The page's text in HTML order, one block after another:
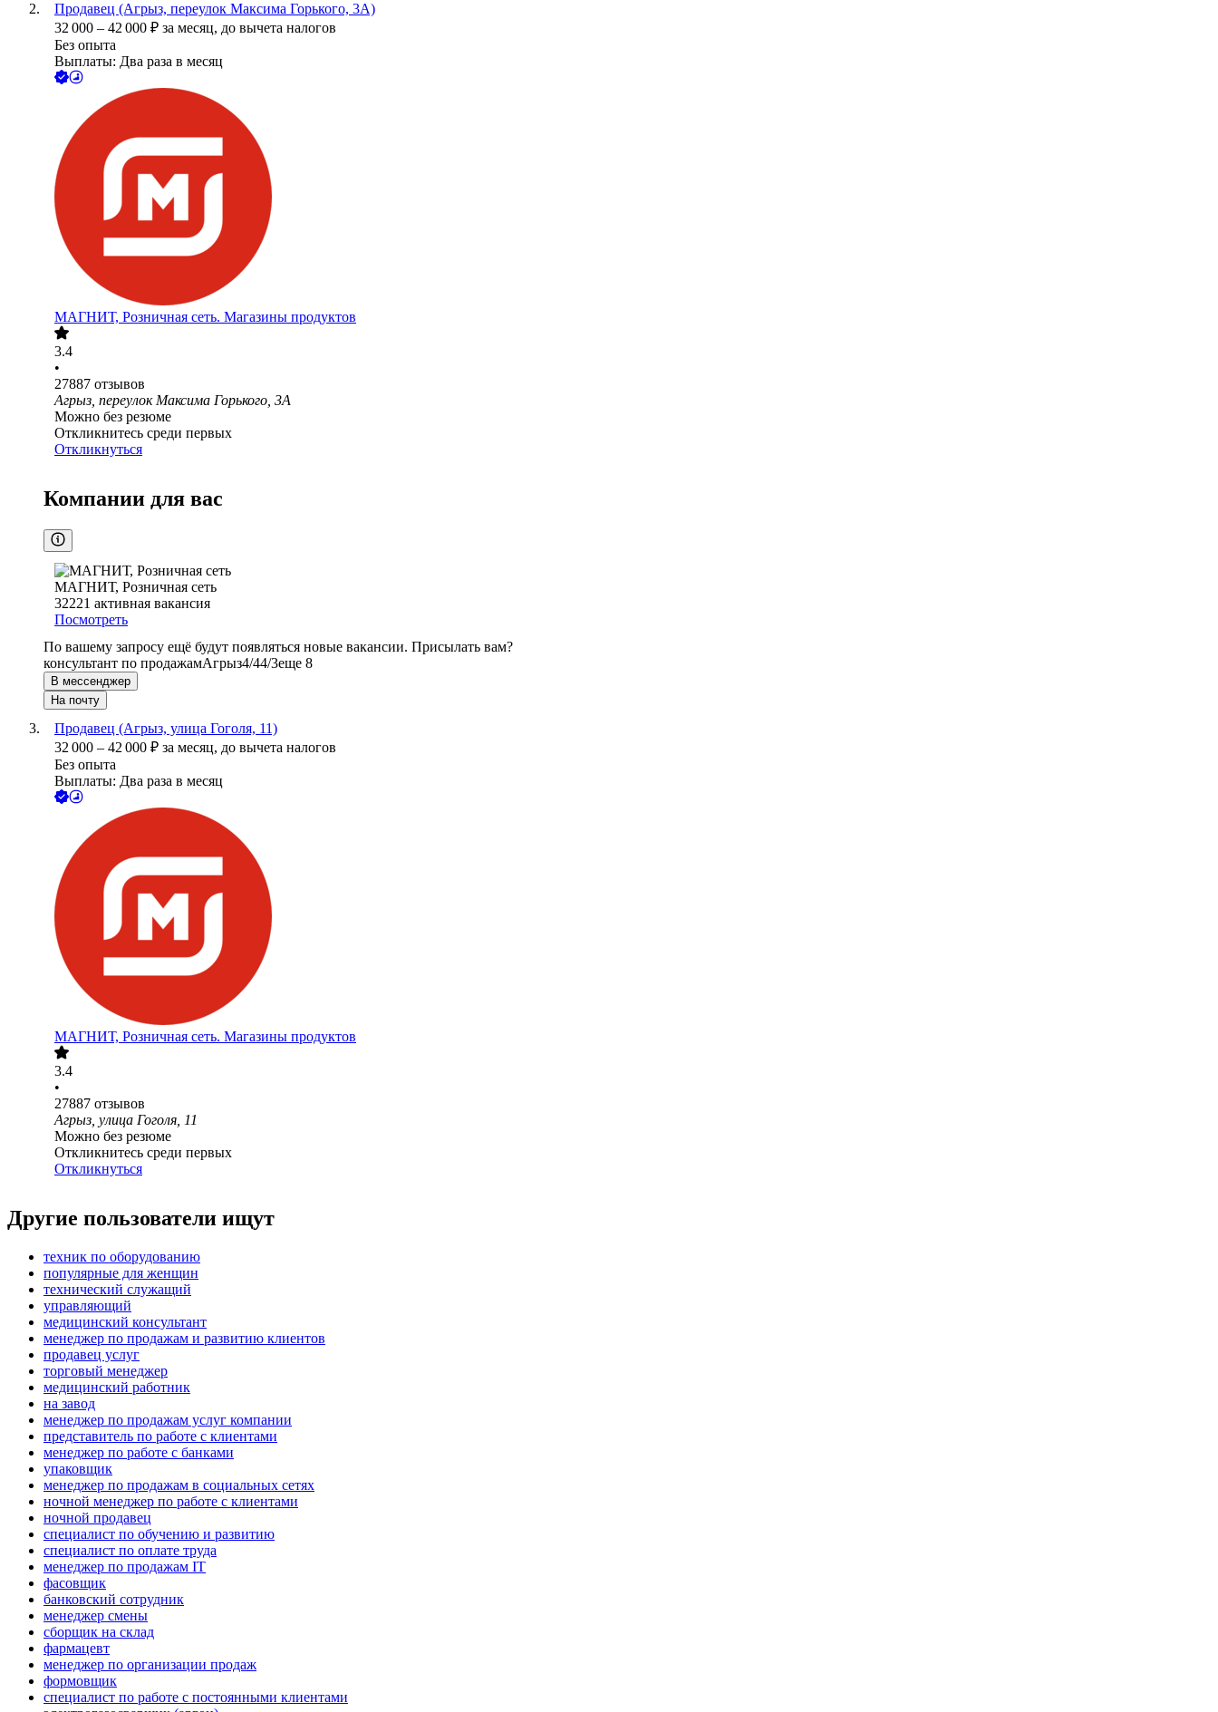
Продавец (Агрыз, переулок Максима Горького, 3А)
32 000 – 42 000 ₽ за месяц, до вычета налогов
Без опыта
Выплаты: Два раза в месяц
МАГНИТ, Розничная сеть. Магазины продуктов
3.4
•
27887 отзывов
Агрыз, переулок Максима Горького, 3А
Можно без резюме
Откликнитесь среди первых
Откликнуться
Компании для вас
МАГНИТ, Розничная сеть
32221 активная вакансия
Посмотреть
По вашему запросу ещё будут появляться новые вакансии. Присылать вам?
консультант по продажамАгрыз4/44/3еще 8
В мессенджер
На почту
Продавец (Агрыз, улица Гоголя, 11)
32 000 – 42 000 ₽ за месяц, до вычета налогов
Без опыта
Выплаты: Два раза в месяц
МАГНИТ, Розничная сеть. Магазины продуктов
3.4
•
27887 отзывов
Агрыз, улица Гоголя, 11
Можно без резюме
Откликнитесь среди первых
Откликнуться
Другие пользователи ищут
техник по оборудованию
популярные для женщин
технический служащий
управляющий
медицинский консультант
менеджер по продажам и развитию клиентов
продавец услуг
торговый менеджер
медицинский работник
на завод
менеджер по продажам услуг компании
представитель по работе с клиентами
менеджер по работе с банками
упаковщик
менеджер по продажам в социальных сетях
ночной менеджер по работе с клиентами
ночной продавец
специалист по обучению и развитию
специалист по оплате труда
менеджер по продажам IT
фасовщик
банковский сотрудник
менеджер смены
сборщик на склад
фармацевт
менеджер по организации продаж
формовщик
специалист по работе с постоянными клиентами